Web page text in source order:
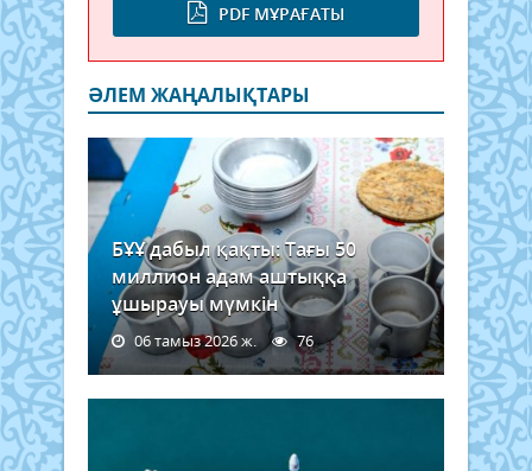
PDF МҰРАҒАТЫ
ӘЛЕМ ЖАҢАЛЫҚТАРЫ
БҰҰ дабыл қақты: Тағы 50
миллион адам аштыққа
ұшырауы мүмкін
06 тамыз 2026 ж. 76